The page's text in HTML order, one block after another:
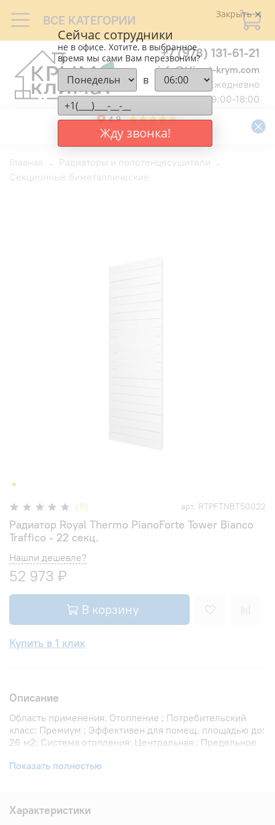
ВСЕ КАТЕГОРИИ
+7 (978) 131-61-21
info@klimat-krym.com
Ежедневно
9:00-18:00
Главная
Радиаторы и полотенцесушители
Секционные биметаллические
(0) арт. RTPFTNBT50022
Радиатор Royal Thermo PianoForte Tower Bianco
Traffico - 22 секц.
Нашли дешевле?
52 973 ₽
В корзину
Купить в 1 клик
Описание
Область применения: Отопление ; Потребительский
класс: Премиум ; Эффективен для помещ. площадью до:
26 м2; Система отопления: Центральная ; Предельное
Теплоотдача при Δt 60: 1614 Вт; Теплоотдача при Δt 50:
теплоносителя: 110 °С; Межосевое расстояние: 500 мм;
Давление опрессовки: 45 бар; Объем воды в радиаторе:
Показать полностью
Характеристики
Закрыть
Сейчас сотрудники
не в офисе. Хотите, в выбранное
время мы сами Вам перезвоним?
в
Жду звонка!